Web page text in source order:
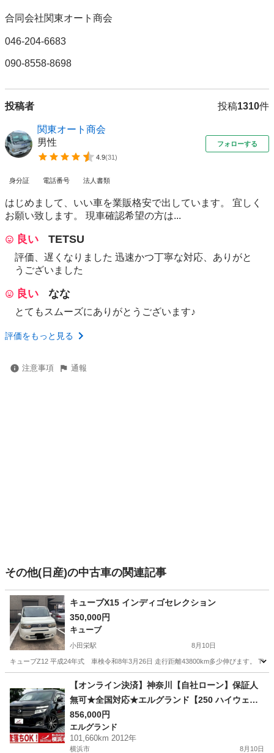
合同会社関東オート商会
046-204-6683
090-8558-8698
投稿者 投稿1310件
関東オート商会
男性
4.9(31)
フォローする
身分証 電話番号 法人書類
はじめまして、いい車を業販格安で出しています。 宜しく
お願い致します。 現車確認希望の方は...
良い TETSU
評価、遅くなりました 迅速かつ丁寧な対応、ありがと
うございました
良い なな
とてもスムーズにありがとうございます♪
評価をもっと見る
注意事項 通報
その他(日産)の中古車の関連記事
キューブX15 インディゴセレクション
350,000円
キューブ
小田栄駅 8月10日
キューブZ12 平成24年式 車検令和8年3月26日 走行距離43800km多少伸びます。
小田栄駅 キューブ
【オンライン決済】神奈川【自社ローン】保証人
無可★全国対応★エルグランド【250 ハイウェイ
スター アーバンクロム】 Bluetooth/全方位カメ
ラ/社外19インチAW/両側パワスラ/ハーフレザーシ
ート/TV/フルフラットシート/後席オットマン/ETC
856,000円
エルグランド
101,660km 2012年
横浜市 8月10日